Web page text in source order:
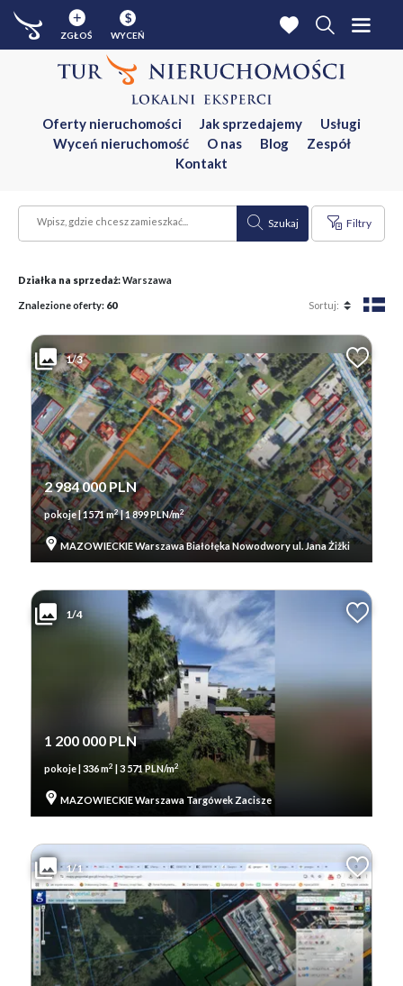
ZGŁOŚ
$
WYCEŃ
Oferty nieruchomości Jak sprzedajemy
Usługi
Wyceń nieruchomość
O nas Blog
Zespół
Kontakt
Szukaj Filtry
Działka na sprzedaż:Warszawa
Znalezione oferty: 60
1/3
2 984 000 PLN
pokoje | 1571 m2| 1 899 PLN/m2
MAZOWIECKIE Warszawa Białołęka Nowodwory ul. Jana Żiżki
1/4
1 200 000 PLN
pokoje | 336 m2 | 3 571 PLN/m2
MAZOWIECKIE Warszawa Targówek Zacisze
1/1